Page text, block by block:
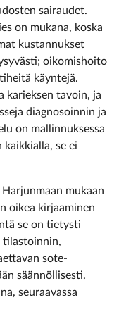
sairaudet.
on mukana, koska
kustannukset
oikomishoito
käyntejä.
karieksen tavoin, ja
diagnosoinnin ja
on mallinnuksessa
kaikkialla, se ei
mukaan
oikea kirjaaminen
se on tietysti
tilastoinnin,
sote-
säännöllisesti.
seuraavassa